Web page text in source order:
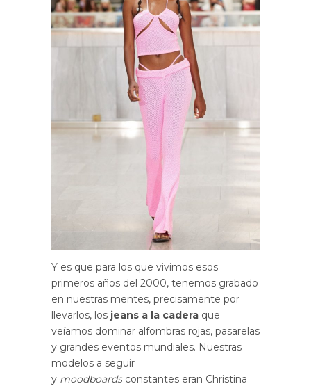
Y es que para los que vivimos esos
primeros años del 2000, tenemos grabado
en nuestras mentes, precisamente por
llevarlos, los jeans a la cadera que
veíamos dominar alfombras rojas, pasarelas
y grandes eventos mundiales. Nuestras
modelos a seguir
y moodboardsconstantes eran Christina